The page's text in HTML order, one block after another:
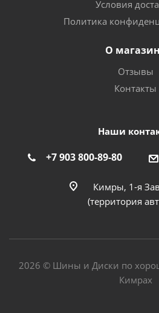
Условия
Политика
О
Отзывы
Контакты
Наши
+7 903 800-89-80
Кимры, 1-я
(территория
2026 © Шины и Диски по
Кимрах